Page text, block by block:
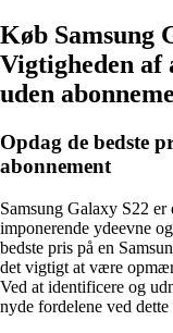
Køb Samsung
Vigtigheden af
uden
Opdag de bedste
abonnement
Samsung Galaxy S22
imponerende ydeevne
bedste pris på en
det vigtigt at være
Ved at identificere og
nyde fordelene ved